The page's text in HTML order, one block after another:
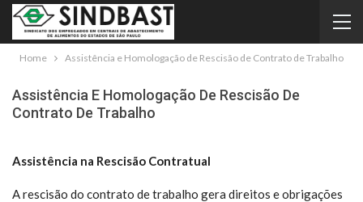
Home Assistência e Homologação de Rescisão de Contrato de Trabalho
Assistência E Homologação De Rescisão De
Contrato De Trabalho
Assistência na Rescisão Contratual
A rescisão do contrato de trabalho gera direitos e obrigações